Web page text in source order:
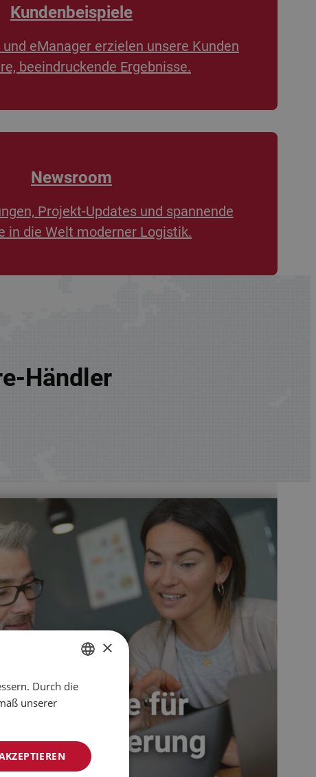
Kundenbeispiele
eManager erzielen unsere Kunden
beeindruckende Ergebnisse.
Newsroom
Projekt-Updates und spannende
in die Welt moderner Logistik.
Händler
ENGLISH
GERMAN
×
Durch die
unserer